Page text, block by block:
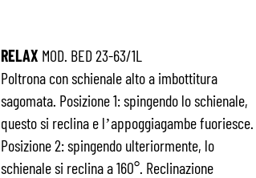
RELAX MOD. BED 23-63/1L
Poltrona con schienale alto a imbottitura
sagomata. Posizione 1: spingendo lo schienale,
questo si reclina e l’appoggiagambe fuoriesce.
Posizione 2: spingendo ulteriormente, lo
schienale si reclina a 160°. Reclinazione